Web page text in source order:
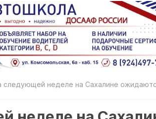
следующей неделе на Сахалине